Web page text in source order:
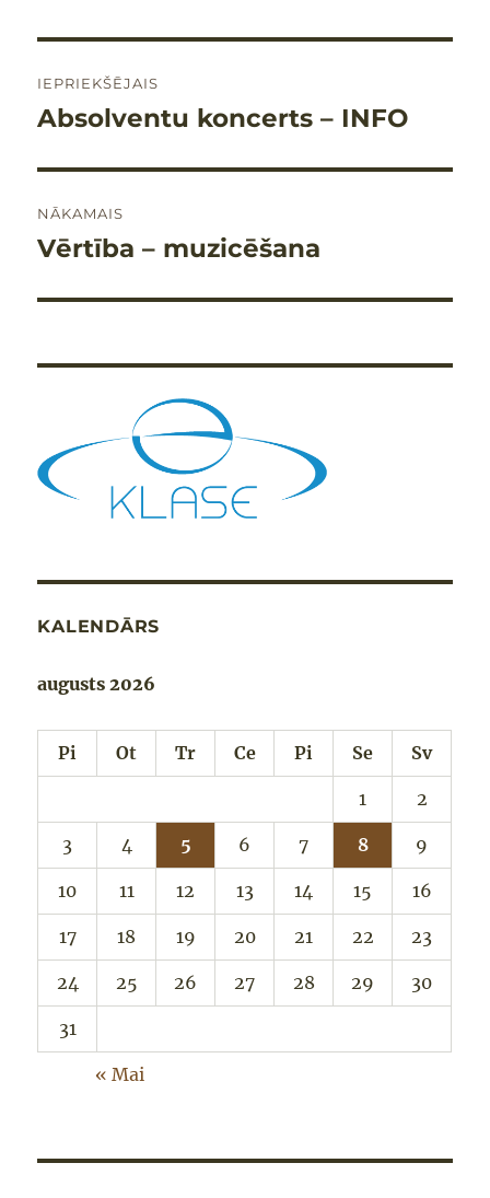
izvēlne
IEPRIEKŠĒJAIS
Iepriekšējais
Absolventu koncerts – INFO
NĀKAMAIS
Nākamais
Vērtība – muzicēšana
KALENDĀRS
augusts 2026
Pi Ot Tr Ce Pi Se Sv
1 2
3 4 5 6 7 8 9
10 11 12 13 14 15 16
17 18 19 20 21 22 23
24 25 26 27 28 29 30
31
« Mai